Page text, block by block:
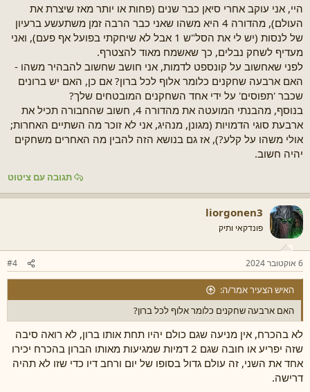
היי, אני עוקב אחרי סיאן כבר שנים (פחות או יותר מאז שיצרת את
העולם), מהדורה 4 היא משהו שאני כבר הרבה זמן משתעשע ברעיון
של לנסות (יש לי את הסל"ש 1 אבל לא שיחקתי בפועל אף פעם), ואני
מעדיף לשחק נבלים, כך שאשמח מאוד להצטרף.
לפני שאחשוב על קונספט לדמות, אני חושב שחשוב להבהיר משהו -
האם ארבעה שחקנים כלומר אלוף לכל ברון? אם כן, האם יש ברונים
שכבר 'תפוסים' על ידי אחד השחקנים המובטחים שלך?
בנוסף, מהבנתי המועטה את מהדורה 4, חשוב שהחבורה תכיל את
ארבעת סוגי הדמויות (מגונן, מנהיג, אני לא זוכר מה השתיים האחרות;
אולי משהו על קלע?), אז גם בנושא הזה להבין מה האחרים משחקים
יהיה חשוב.
תגובה עם ציטוט
liorgonen3
פונדקאי ותיק
6 אוקטובר 2024 #4
האיש הצעיר אמר/ה:
האם ארבעה שחקנים כלומר אלוף לכל ברון?
לא בהכרח, אין מניעה שגם כולם יהיו תחת אותו ברון, לא רואה סיבה
שזה יפריע או חובה שגם 2 דמיות שמגיעות מאותו הברון בהכרח יכירו
אחד את השני, זה עולם גדול בסופו של יום ורחב דיו כדי שזו לא תהיה
דרישה.